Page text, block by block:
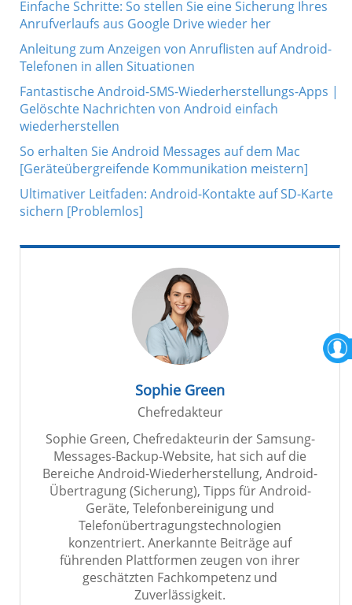
Einfache Schritte: So stellen Sie eine Sicherung Ihres
Anrufverlaufs aus Google Drive wieder her
Anleitung zum Anzeigen von Anruflisten auf Android-
Telefonen in allen Situationen
Fantastische Android-SMS-Wiederherstellungs-Apps |
Gelöschte Nachrichten von Android einfach
wiederherstellen
So erhalten Sie Android Messages auf dem Mac
[Geräteübergreifende Kommunikation meistern]
Ultimativer Leitfaden: Android-Kontakte auf SD-Karte
sichern [Problemlos]
Sophie Green
Chefredakteur
Sophie Green, Chefredakteurin der Samsung-
Messages-Backup-Website, hat sich auf die
Bereiche Android-Wiederherstellung, Android-
Übertragung (Sicherung), Tipps für Android-
Geräte, Telefonbereinigung und
Telefonübertragungstechnologien
konzentriert. Anerkannte Beiträge auf
führenden Plattformen zeugen von ihrer
geschätzten Fachkompetenz und
Zuverlässigkeit.